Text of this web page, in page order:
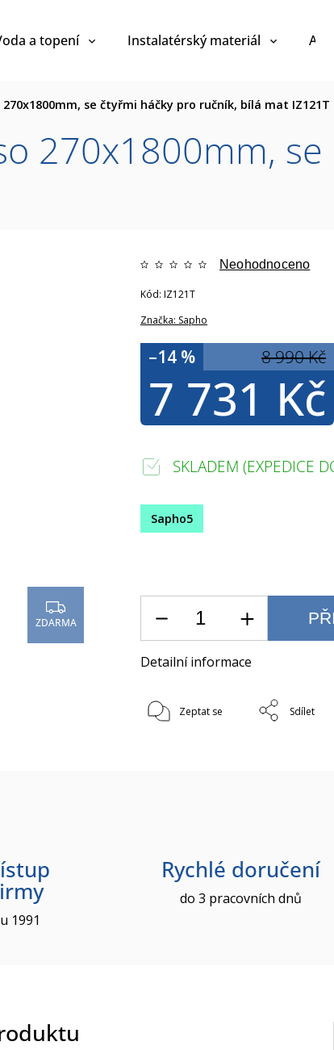
a topení Instalatérský materiál
se čtyřmi háčky pro ručník, bílá mat IZ121T
270x1800mm,
ZDARMA
Značka: Sapho
Neohodnoceno
8 990 Kč
–14 %
7 731 Kč
Kód: IZ121T
Sapho5
SKLADEM (EXPEDICE
Detailní informace
Zeptat se Sdílet
1991
Rychlé doručení
do 3 pracovních dnů